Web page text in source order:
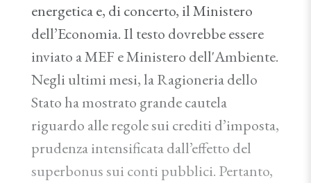
energetica e, di concerto, il Ministero
dell’Economia. Il testo dovrebbe essere
inviato a MEF e Ministero dell'Ambiente.
Negli ultimi mesi, la Ragioneria dello
Stato ha mostrato grande cautela
riguardo alle regole sui crediti d’imposta,
prudenza intensificata dall’effetto del
superbonus sui conti pubblici. Pertanto,